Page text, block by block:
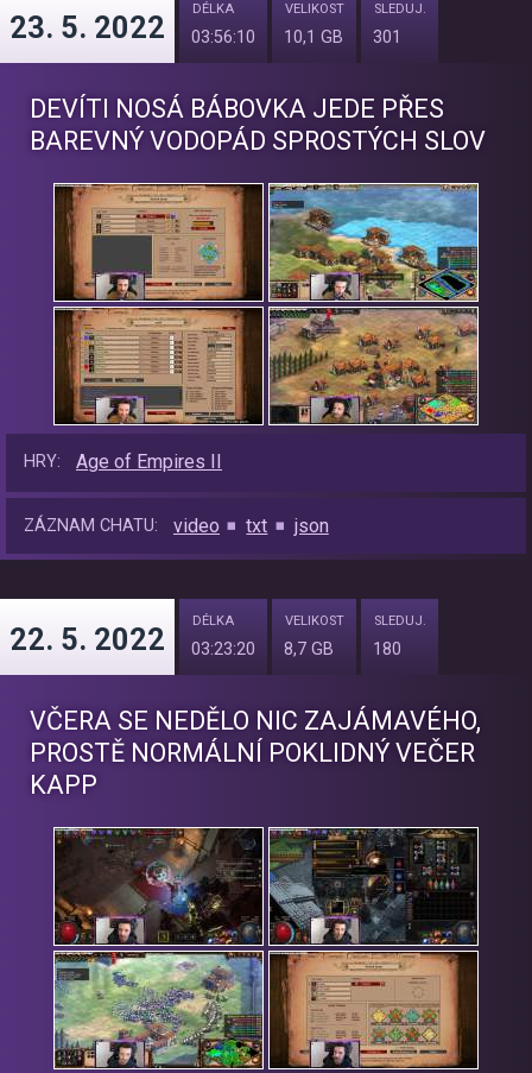
23. 5. 2022
DÉLKA
03:56:10
VELIKOST
10,1 GB
SLEDUJ.
301
DEVÍTI NOSÁ BÁBOVKA JEDE PŘES
BAREVNÝ VODOPÁD SPROSTÝCH SLOV
HRY: Age of Empires II
ZÁZNAM CHATU: video txt json
22. 5. 2022
DÉLKA
03:23:20
VELIKOST
8,7 GB
SLEDUJ.
180
VČERA SE NEDĚLO NIC ZAJÁMAVÉHO,
PROSTĚ NORMÁLNÍ POKLIDNÝ VEČER
KAPP